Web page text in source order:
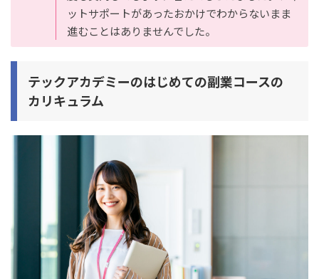
ットサポートがあったおかけでわからないまま
進むことはありませんでした。
テックアカデミーのはじめての副業コースの
カリキュラム